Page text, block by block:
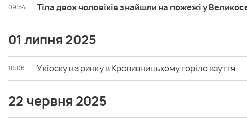
09:54 Тіла двох чоловіків знайшли на пожежі у
01 липня 2025
10:06 У кіоску на ринку в Кропивницькому горіло взуття
22 червня 2025